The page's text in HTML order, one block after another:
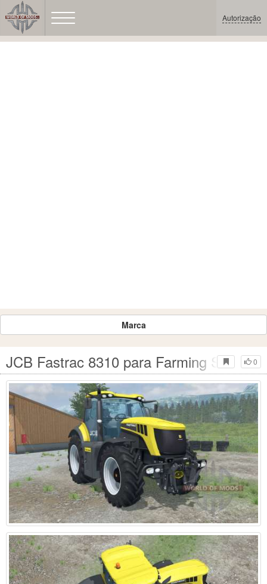
Autorização
Marca
0
JCB Fastrac 8310 para Farming